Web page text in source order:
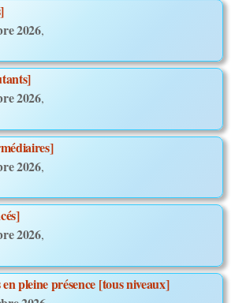
2026,
2026,
2026,
2026,
pleine présence [tous niveaux]